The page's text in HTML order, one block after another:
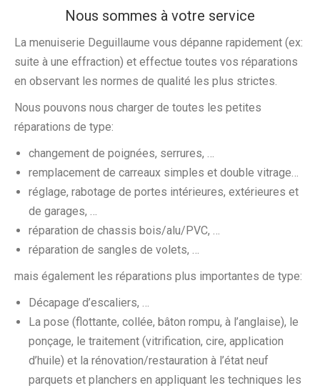
Nous sommes à votre service
La menuiserie Deguillaume vous dépanne rapidement (ex:
suite à une effraction) et effectue toutes vos réparations
en observant les normes de qualité les plus strictes.
Nous pouvons nous charger de toutes les petites
réparations de type:
changement de poignées, serrures, …
remplacement de carreaux simples et double vitrage…
réglage, rabotage de portes intérieures, extérieures et
de garages, …
réparation de chassis bois/alu/PVC, …
réparation de sangles de volets, …
mais également les réparations plus importantes de type:
Décapage d’escaliers, …
La pose (flottante, collée, bâton rompu, à l’anglaise), le
ponçage, le traitement (vitrification, cire, application
d’huile) et la rénovation/restauration à l’état neuf
parquets et planchers en appliquant les techniques les